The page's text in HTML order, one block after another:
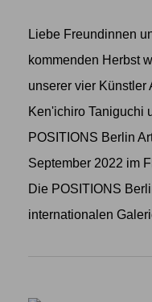
Liebe Freundinnen
kommenden Herbst
unserer vier Künstler
Ken'ichiro Taniguchi
POSITIONS Berlin
September 2022 im
Die POSITIONS
internationalen